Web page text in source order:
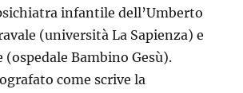
infantile dell’Umberto
(università La Sapienza) e
Bambino Gesù).
come scrive la